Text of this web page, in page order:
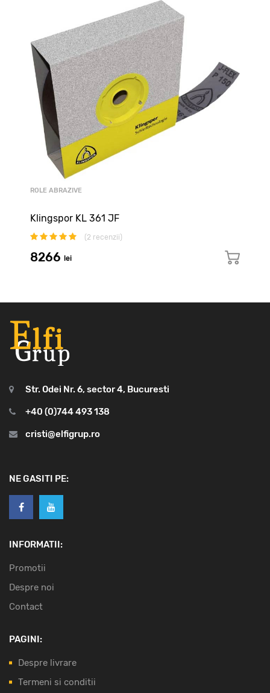
ROLE ABRAZIVE
Klingspor KL 361 JF
(2 recenzii)
8266 lei
Str. Odei Nr. 6, sector 4, Bucuresti
+40 (0)744 493 138
cristi@elfigrup.ro
NE GASITI PE:
INFORMATII:
Promotii
Despre noi
Contact
PAGINI:
Despre livrare
Termeni si conditii